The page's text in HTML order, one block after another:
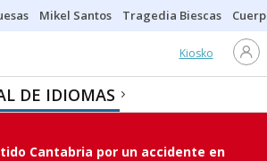
Mikel Santos Tragedia Biescas
Kiosko
DE IDIOMAS
Cantabria por un accidente en